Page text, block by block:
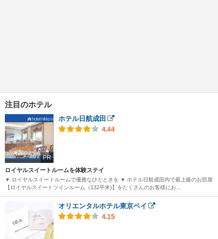
注目のホテル
PR
ホテル日航成田
4.44
ロイヤルスイートルームを体験ステイ
▼ ロイヤルスイートルームで優雅なひとときを ▼ ホテル日航成田内で最上級のお部屋
【ロイヤルスイートツインルーム（132平米)】をたくさんのお客様にお...
オリエンタルホテル東京ベイ
4.15